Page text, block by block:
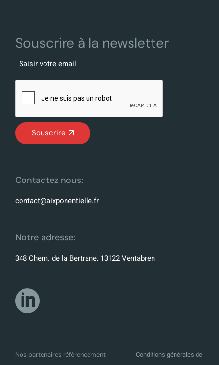
Souscrire à la newsletter
Souscrire
Contactez nous:
contact@aixponentielle.fr
Notre adresse:
348 Chem. de la Bertrane, 13122 Ventabren
Nos partenaires référencement
Conditions générales de